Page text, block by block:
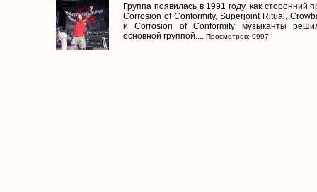
Группа появилась в 1991 году, как сторонний
Corrosion of Conformity, Superjoint Ritual,
и Corrosion of Conformity музыканты
основной группой.... Просмотров: 9997